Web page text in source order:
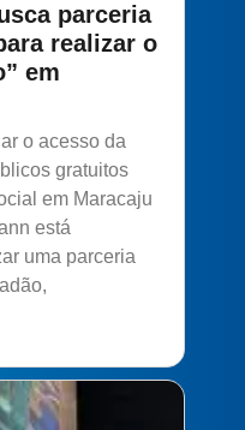
parceria
realizar o
em
o acesso da
gratuitos
em Maracaju
está
uma parceria